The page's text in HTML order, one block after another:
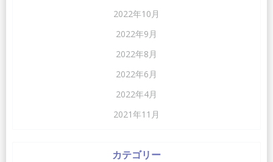
2022年10月
2022年9月
2022年8月
2022年6月
2022年4月
2021年11月
カテゴリー